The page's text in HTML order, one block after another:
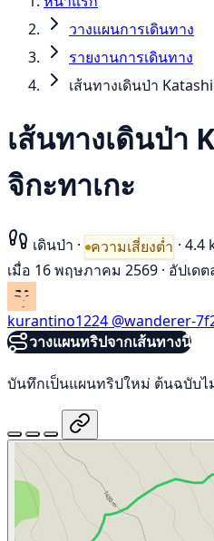
วางแผนการเดินทาง
รายงานการเดินทาง
เส้นทางเดินป่า
เส้นทางเดินป่า
จิกะทาเกะ
เดินป่า · ความเสี่ยงต่ำ · 4.4
เมื่อ 16 พฤษภาคม 2569 · อัปเด
kurantino1224 @wanderer-
วางแผนทริปจากเส้นทางนี้
บันทึกเป็นแผนทริปใหม่ ต้นฉบับไ